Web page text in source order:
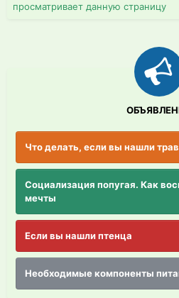
просматривает данную страницу
Что делать, если вы нашли
Социализация попугая. Как
мечты
Если вы нашли птенца
Необходимые компоненты